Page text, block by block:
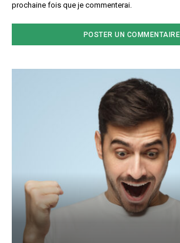
prochaine fois que je commenterai.